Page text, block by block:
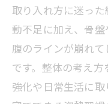
取り入れ方に迷っ
動不足に加え、骨
腹のラインが崩れ
です。整体の考え
強化や日常生活に